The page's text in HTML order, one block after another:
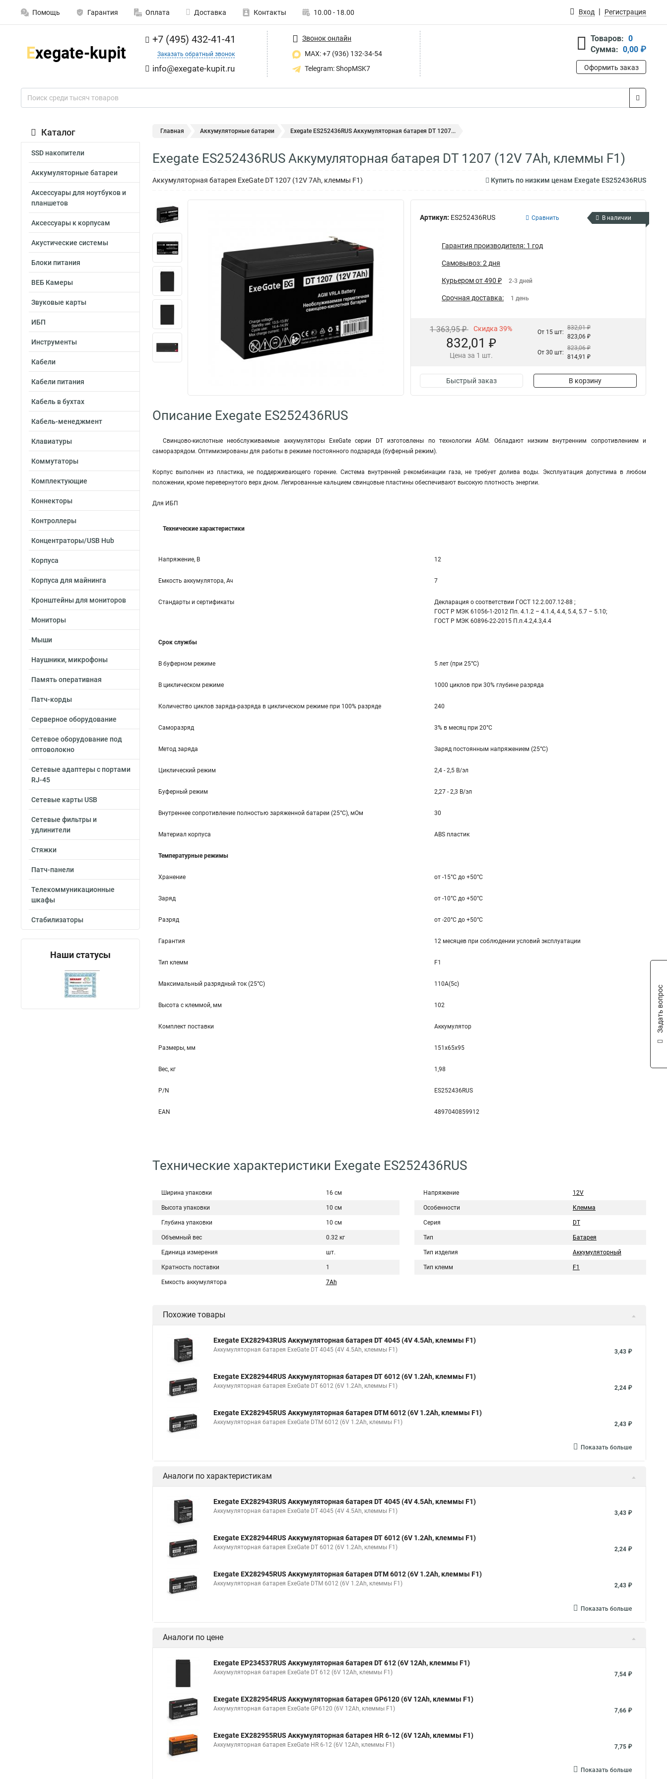
Помощь Гарантия Оплата Доставка Контакты 10.00 - 18.00 Вход Регистрация
+7 (495) 432-41-41
Заказать обратный звонок
info@exegate-kupit.ru
Звонок онлайн
MAX: +7 (936) 132-34-54
Telegram: ShopMSK7
Товаров: 0
Сумма: 0,00 ₽
Оформить заказ
Каталог
SSD накопители
Аккумуляторные батареи
Аксессуары для ноутбуков и
планшетов
Аксессуары к корпусам
Акустические системы
Блоки питания
ВЕБ Камеры
Звуковые карты
ИБП
Инструменты
Кабели
Кабели питания
Кабель в бухтах
Кабель-менеджмент
Клавиатуры
Коммутаторы
Комплектующие
Коннекторы
Контроллеры
Концентраторы/USB Hub
Корпуса
Корпуса для майнинга
Кронштейны для мониторов
Мониторы
Мыши
Наушники, микрофоны
Память оперативная
Патч-корды
Серверное оборудование
Сетевое оборудование под
оптоволокно
Сетевые адаптеры с портами
RJ-45
Сетевые карты USB
Сетевые фильтры и
удлинители
Стяжки
Патч-панели
Телекоммуникационные
шкафы
Стабилизаторы
Наши статусы
Главная Аккумуляторные батареи Exegate ES252436RUS Аккумуляторная батарея DT 1207...
Exegate ES252436RUS Аккумуляторная батарея DT 1207 (12V 7Ah, клеммы F1)
Аккумуляторная батарея ExeGate DT 1207 (12V 7Ah, клеммы F1) Купить по низким ценам Exegate ES252436RUS
Артикул: ES252436RUS Сравнить В наличии
Гарантия производителя: 1 год
Самовывоз: 2 дня
Курьером от 490 ₽ 2-3 дней
Срочная доставка: 1 день
1 363,95 ₽ Скидка 39%
832,01 ₽
Цена за 1 шт.
От 15 шт:
832,01 ₽
823,06 ₽
От 30 шт:
823,06 ₽
814,91 ₽
Быстрый заказ В корзину
Описание Exegate ES252436RUS
Свинцово-кислотные необслуживаемые аккумуляторы ExeGate серии DT изготовлены по технологии AGM. Обладают низким внутренним сопротивлением и
саморазрядом. Оптимизированы для работы в режиме постоянного подзаряда (буферный режим).
Корпус выполнен из пластика, не поддерживающего горение. Система внутренней рекомбинации газа, не требует долива воды. Эксплуатация допустима в любом
положении, кроме перевернутого верх дном. Легированные кальцием свинцовые пластины обеспечивают высокую плотность энергии.
Для ИБП
Технические характеристики
Напряжение, В 12
Емкость аккумулятора, Ач 7
Стандарты и сертификаты
Декларация о соответствии ГОСТ 12.2.007.12-88 ;
ГОСТ Р МЭК 61056-1-2012 Пп. 4.1.2 – 4.1.4, 4.4, 5.4, 5.7 – 5.10;
ГОСТ Р МЭК 60896-22-2015 П.п.4.2,4.3,4.4
Срок службы
В буферном режиме 5 лет (при 25°С)
В циклическом режиме 1000 циклов при 30% глубине разряда
Количество циклов заряда-разряда в циклическом режиме при 100% разряде 240
Саморазряд 3% в месяц при 20°С
Метод заряда Заряд постоянным напряжением (25°С)
Циклический режим 2,4 - 2,5 В/эл
Буферный режим 2,27 - 2,3 В/эл
Внутреннее сопротивление полностью заряженной батареи (25°С), мОм 30
Материал корпуса ABS пластик
Температурные режимы
Хранение от -15°С до +50°С
Заряд от -10°С до +50°С
Разряд от -20°С до +50°С
Гарантия 12 месяцев при соблюдении условий эксплуатации
Тип клемм F1
Максимальный разрядный ток (25°С) 110A(5c)
Высота c клеммой, мм 102
Комплект поставки Аккумулятор
Размеры, мм 151x65x95
Вес, кг 1,98
P/N ES252436RUS
EAN 4897040859912
Технические характеристики Exegate ES252436RUS
Ширина упаковки 16 см
Высота упаковки 10 см
Глубина упаковки 10 см
Объемный вес 0.32 кг
Единица измерения шт.
Кратность поставки 1
Емкость аккумулятора 7Ah
Напряжение 12V
Особенности Клемма
Серия DT
Тип Батарея
Тип изделия Аккумуляторный
Тип клемм F1
Похожие товары
Exegate EX282943RUS Аккумуляторная батарея DT 4045 (4V 4.5Ah, клеммы F1)
Аккумуляторная батарея ExeGate DT 4045 (4V 4.5Ah, клеммы F1) 3,43 ₽
Exegate EX282944RUS Аккумуляторная батарея DT 6012 (6V 1.2Ah, клеммы F1)
Аккумуляторная батарея ExeGate DT 6012 (6V 1.2Ah, клеммы F1) 2,24 ₽
Exegate EX282945RUS Аккумуляторная батарея DTM 6012 (6V 1.2Ah, клеммы F1)
Аккумуляторная батарея ExeGate DTM 6012 (6V 1.2Ah, клеммы F1) 2,43 ₽
Показать больше
Аналоги по характеристикам
Exegate EX282943RUS Аккумуляторная батарея DT 4045 (4V 4.5Ah, клеммы F1)
Аккумуляторная батарея ExeGate DT 4045 (4V 4.5Ah, клеммы F1) 3,43 ₽
Exegate EX282944RUS Аккумуляторная батарея DT 6012 (6V 1.2Ah, клеммы F1)
Аккумуляторная батарея ExeGate DT 6012 (6V 1.2Ah, клеммы F1) 2,24 ₽
Exegate EX282945RUS Аккумуляторная батарея DTM 6012 (6V 1.2Ah, клеммы F1)
Аккумуляторная батарея ExeGate DTM 6012 (6V 1.2Ah, клеммы F1) 2,43 ₽
Показать больше
Аналоги по цене
Exegate EP234537RUS Аккумуляторная батарея DT 612 (6V 12Ah, клеммы F1)
Аккумуляторная батарея ExeGate DT 612 (6V 12Ah, клеммы F1) 7,54 ₽
Exegate EX282954RUS Аккумуляторная батарея GP6120 (6V 12Ah, клеммы F1)
Аккумуляторная батарея ExeGate GP6120 (6V 12Ah, клеммы F1) 7,66 ₽
Exegate EX282955RUS Аккумуляторная батарея HR 6-12 (6V 12Ah, клеммы F1)
Аккумуляторная батарея ExeGate HR 6-12 (6V 12Ah, клеммы F1) 7,75 ₽
Показать больше
Задать вопрос